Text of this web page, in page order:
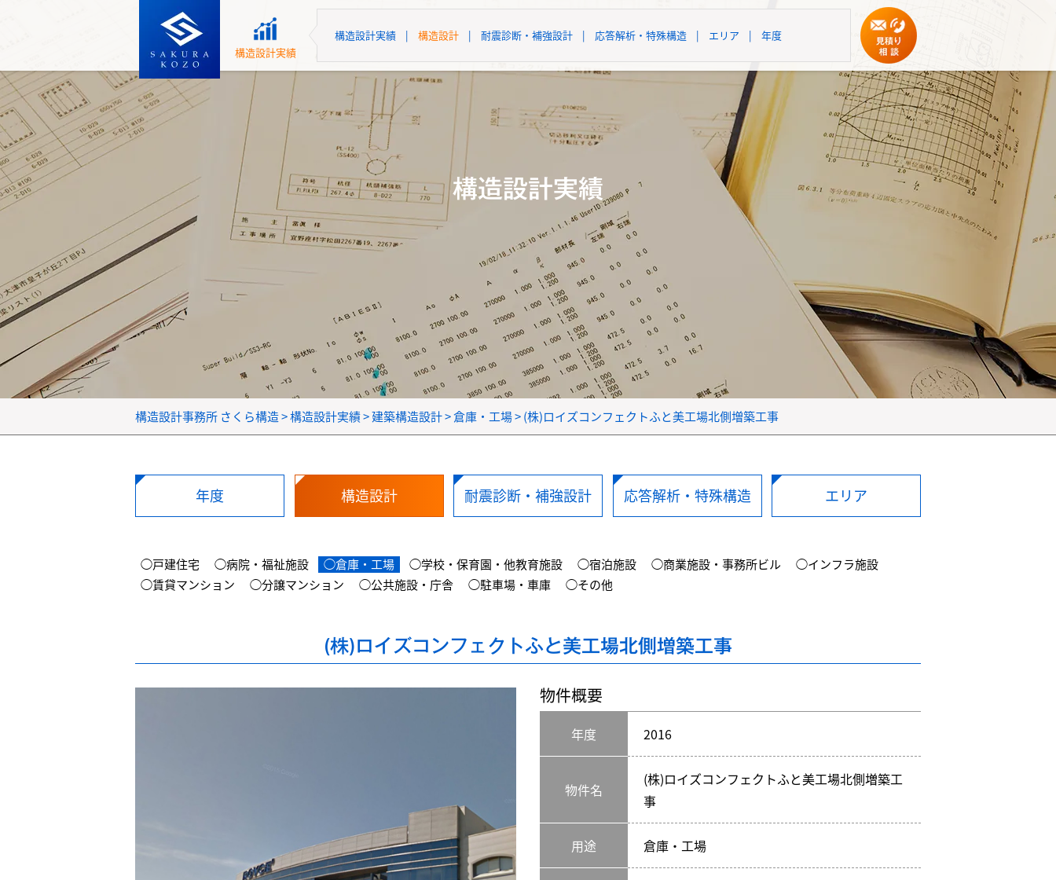
構造設計実績
構造設計実績 | 構造設計 | 耐震診断・補強設計 | 応答解析・特殊構造 | エリア | 年度
構造設計実績
構造設計事務所 さくら構造>構造設計実績>建築構造設計>倉庫・工場>(株)ロイズコンフェクトふと美工場北側増築工事
年度 構造設計 耐震診断・補強設計 応答解析・特殊構造 エリア
◯戸建住宅 ◯病院・福祉施設 ◯倉庫・工場 ◯学校・保育園・他教育施設 ◯宿泊施設 ◯商業施設・事務所ビル
◯インフラ施設
◯賃貸マンション
◯分譲マンション ◯公共施設・庁舎 ◯駐車場・車庫 ◯その他
(株)ロイズコンフェクトふと美工場北側増築工事
物件概要
年度 2016
物件名
(株)ロイズコンフェクトふと美工場北側増築工
事
用途 倉庫・工場